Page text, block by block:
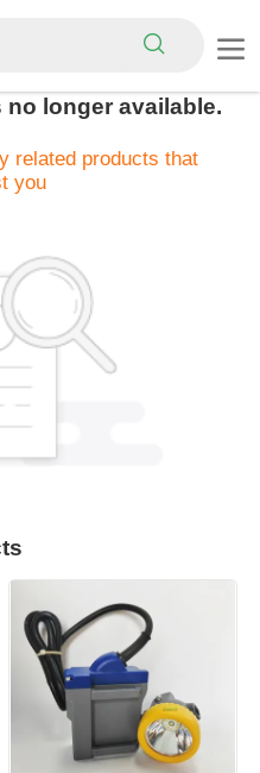
longer available.
related products that
you